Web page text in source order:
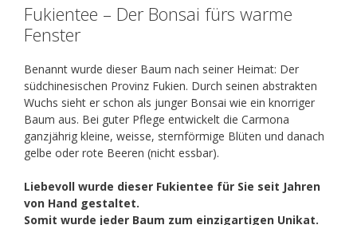
Fukientee – Der Bonsai fürs warme
Fenster
Benannt wurde dieser Baum nach seiner Heimat: Der
südchinesischen Provinz Fukien. Durch seinen abstrakten
Wuchs sieht er schon als junger Bonsai wie ein knorriger
Baum aus. Bei guter Pflege entwickelt die Carmona
ganzjährig kleine, weisse, sternförmige Blüten und danach
gelbe oder rote Beeren (nicht essbar).
Liebevoll wurde dieser Fukientee für Sie seit Jahren
von Hand gestaltet.
Somit wurde jeder Baum zum einzigartigen Unikat.